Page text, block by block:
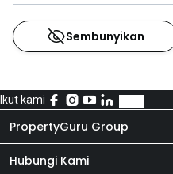
Sembunyikan
Ikut kami
PropertyGuru Group
Tentang kita
Hubungi Kami